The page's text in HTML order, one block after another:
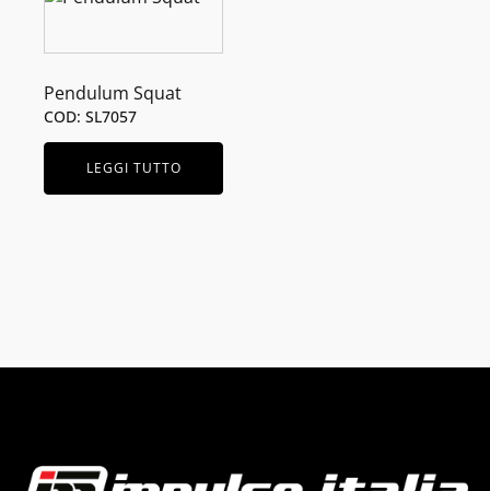
Pendulum Squat
COD: SL7057
LEGGI TUTTO